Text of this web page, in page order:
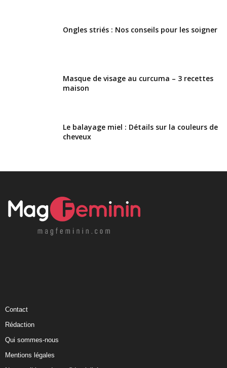
Ongles striés : Nos conseils pour les soigner
Masque de visage au curcuma – 3 recettes
maison
Le balayage miel : Détails sur la couleurs de
cheveux
Contact
Rédaction
Qui sommes-nous
Mentions légales